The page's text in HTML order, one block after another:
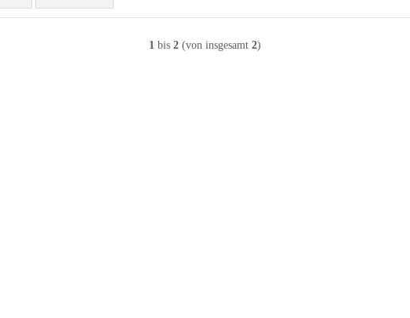
1bis 2(von insgesamt 2)